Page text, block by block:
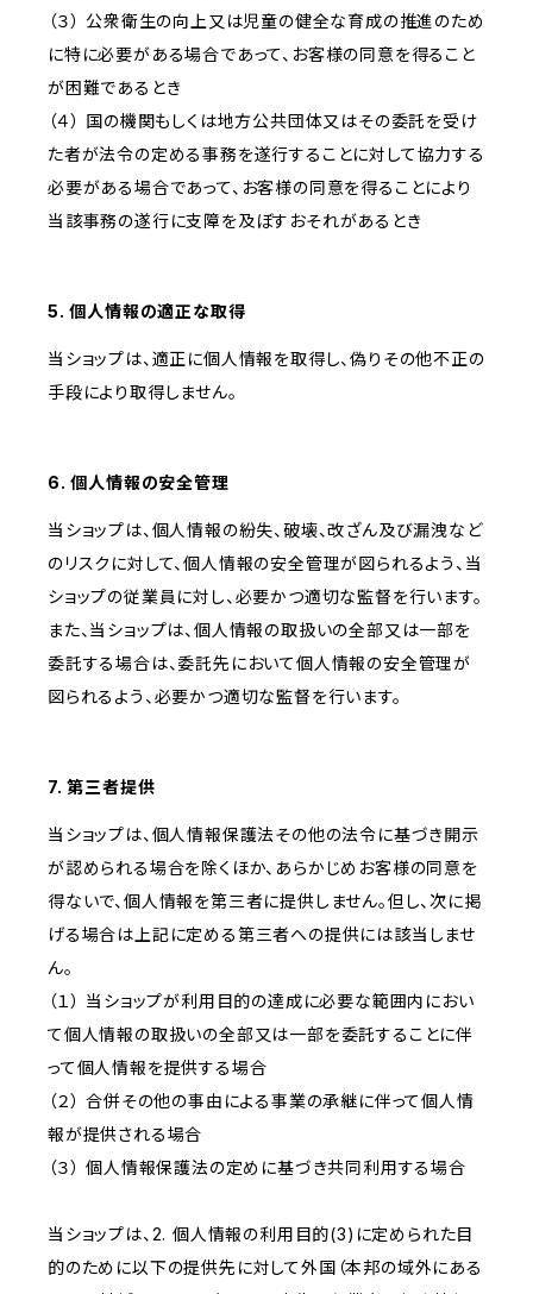
（３） 公衆衛生の向上又は児童の健全な育成の推進のため
に特に必要がある場合であって、お客様の同意を得ること
が困難であるとき
（４） 国の機関もしくは地方公共団体又はその委託を受け
た者が法令の定める事務を遂行することに対して協力する
必要がある場合であって、お客様の同意を得ることにより
当該事務の遂行に支障を及ぼすおそれがあるとき
5. 個人情報の適正な取得
当ショップは、適正に個人情報を取得し、偽りその他不正の
手段により取得しません。
6. 個人情報の安全管理
当ショップは、個人情報の紛失、破壊、改ざん及び漏洩など
のリスクに対して、個人情報の安全管理が図られるよう、当
ショップの従業員に対し、必要かつ適切な監督を行います。
また、当ショップは、個人情報の取扱いの全部又は一部を
委託する場合は、委託先において個人情報の安全管理が
図られるよう、必要かつ適切な監督を行います。
7. 第三者提供
当ショップは、個人情報保護法その他の法令に基づき開示
が認められる場合を除くほか、あらかじめお客様の同意を
得ないで、個人情報を第三者に提供しません。但し、次に掲
げる場合は上記に定める第三者への提供には該当しませ
ん。
（１） 当ショップが利用目的の達成に必要な範囲内におい
て個人情報の取扱いの全部又は一部を委託することに伴
って個人情報を提供する場合
（２） 合併その他の事由による事業の承継に伴って個人情
報が提供される場合
（３） 個人情報保護法の定めに基づき共同利用する場合
当ショップは、2. 個人情報の利用目的(3)に定められた目
的のために以下の提供先に対して外国（本邦の域外にある